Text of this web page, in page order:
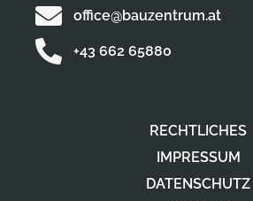
RECHTLICHES
IMPRESSUM
DATENSCHUTZ
office@bauzentrum.at
+43 662 65880